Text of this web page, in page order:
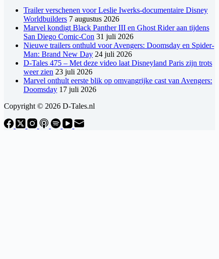
Trailer verschenen voor Leslie Iwerks-documentaire Disney
Worldbuilders 7 augustus 2026
Marvel kondigt Black Panther III en Ghost Rider aan tijdens
San Diego Comic-Con 31 juli 2026
Nieuwe trailers onthuld voor Avengers: Doomsday en Spider-
Man: Brand New Day 24 juli 2026
D-Tales 475 – Met deze video laat Disneyland Paris zijn trots
weer zien 23 juli 2026
Marvel onthult eerste blik op omvangrijke cast van Avengers:
Doomsday 17 juli 2026
Copyright © 2026 D-Tales.nl